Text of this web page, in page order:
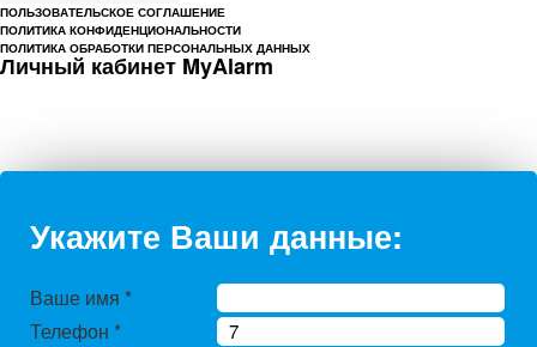
ПОЛЬЗОВАТЕЛЬСКОЕ СОГЛАШЕНИЕ
ПОЛИТИКА КОНФИДЕНЦИОНАЛЬНОСТИ
ПОЛИТИКА ОБРАБОТКИ ПЕРСОНАЛЬНЫХ ДАННЫХ
Личный кабинет MyAlarm
Укажите Ваши данные:
Ваше имя *
Телефон *